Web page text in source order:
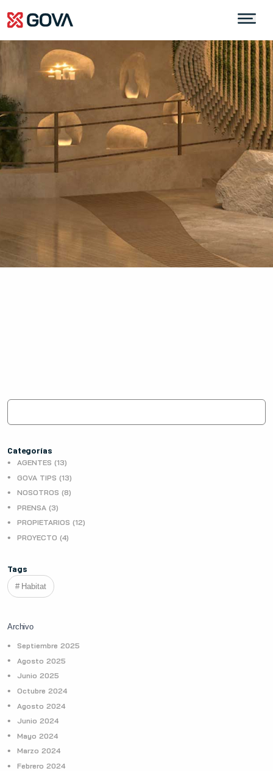
Categorías
AGENTES (13)
GOVA TIPS (13)
NOSOTROS (8)
PRENSA (3)
PROPIETARIOS (12)
PROYECTO (4)
Tags
Habitat
Archivo
Septiembre 2025
Agosto 2025
Junio 2025
Octubre 2024
Agosto 2024
Junio 2024
Mayo 2024
Marzo 2024
Febrero 2024